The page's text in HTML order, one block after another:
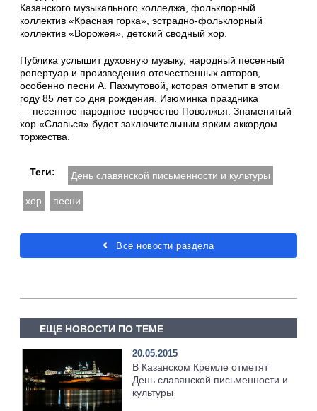
Казанского музыкального колледжа, фольклорный
коллектив «Красная горка», эстрадно-фольклорный
коллектив «Ворожея», детский сводный хор.
Публика услышит духовную музыку, народный песенный
репертуар и произведения отечественных авторов,
особенно песни А. Пахмутовой, которая отметит в этом
году 85 лет со дня рождения. Изюминка праздника
— песенное народное творчество Поволжья. Знаменитый
хор «Славься» будет заключительным ярким аккордом
торжества.
Теги: День славянской письменности и культуры
хор песни
Все новости раздела
ЕЩЕ НОВОСТИ ПО ТЕМЕ
20.05.2015
В Казанском Кремле отметят
День славянской письменности и
культуры